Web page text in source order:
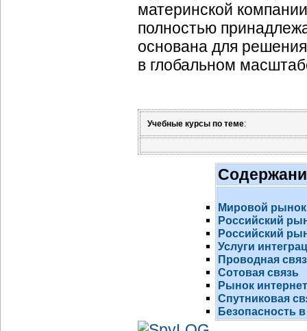
материнской
полностью
основана для
в глобальном
Учебные курсы по теме:
Мировой рынок
Российский
Российский
Услуги
Проводная
Сотовая связь
Рынок
Спутниковая
Безопасность